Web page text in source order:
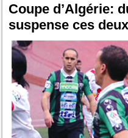
Coupe d’Algérie:
suspense ces